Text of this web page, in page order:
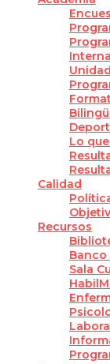
Lo
Calidad
Recursos
Sala